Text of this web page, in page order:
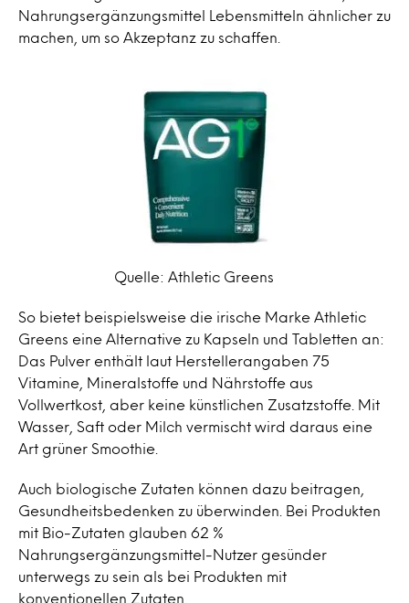
Nahrungsergänzungsmittel Lebensmitteln ähnlicher zu
machen, um so Akzeptanz zu schaffen.
Quelle: Athletic Greens
So bietet beispielsweise die irische Marke Athletic
Greens eine Alternative zu Kapseln und Tabletten an:
Das Pulver enthält laut Herstellerangaben 75
Vitamine, Mineralstoffe und Nährstoffe aus
Vollwertkost, aber keine künstlichen Zusatzstoffe. Mit
Wasser, Saft oder Milch vermischt wird daraus eine
Art grüner Smoothie.
Auch biologische Zutaten können dazu beitragen,
Gesundheitsbedenken zu überwinden. Bei Produkten
mit Bio-Zutaten glauben 62 %
Nahrungsergänzungsmittel-Nutzer gesünder
unterwegs zu sein als bei Produkten mit
konventionellen Zutaten.